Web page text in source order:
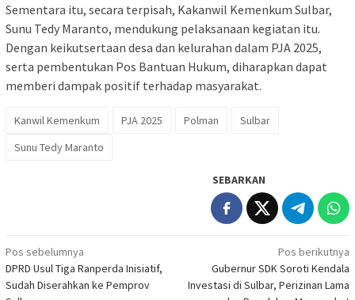
Sementara itu, secara terpisah, Kakanwil Kemenkum Sulbar,
Sunu Tedy Maranto, mendukung pelaksanaan kegiatan itu.
Dengan keikutsertaan desa dan kelurahan dalam PJA 2025,
serta pembentukan Pos Bantuan Hukum, diharapkan dapat
memberi dampak positif terhadap masyarakat.
Kanwil Kemenkum PJA 2025 Polman
Sulbar
Sunu Tedy Maranto
SEBARKAN
Navigasi
pos
Pos sebelumnya
DPRD Usul Tiga Ranperda Inisiatif,
Sudah Diserahkan ke Pemprov
Pos berikutnya
Gubernur SDK Soroti Kendala
Investasi di Sulbar, Perizinan Lama